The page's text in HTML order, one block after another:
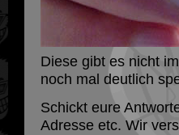
Diese gibt es nicht
noch mal deutlich
Schickt eure
Adresse etc. Wir